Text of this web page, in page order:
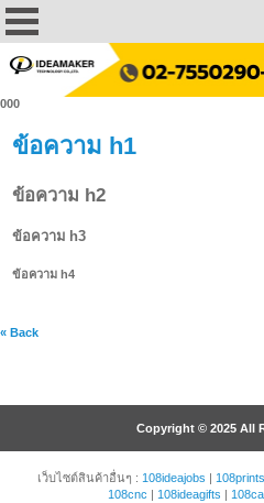
000
ข้อความ h1
ข้อความ h2
ข้อความ h3
ข้อความ h4
« Back
Copyright © 2025 All
เว็บไซต์สินค้าอื่นๆ : 108ideajobs | 108prints
108cnc | 108ideagifts |